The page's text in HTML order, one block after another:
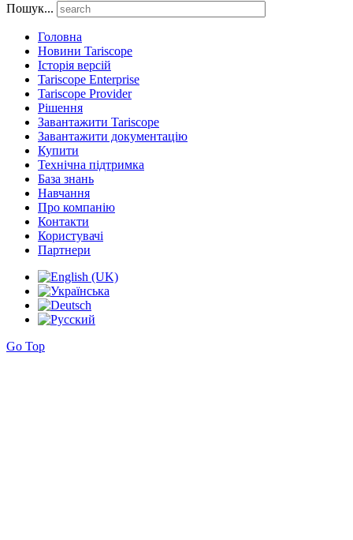
Пошук...
Головна
Новини Tariscope
Історія версій
Tariscope Enterprise
Tariscope Provider
Рішення
Завантажити Tariscope
Завантажити документацію
Купити
Технічна підтримка
База знань
Навчання
Про компанію
Контакти
Користувачі
Партнери
Go Top